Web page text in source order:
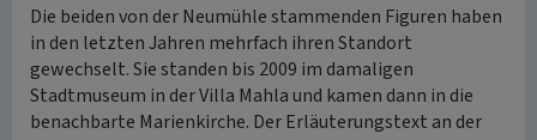
Die beiden von der Neumühle stammenden Figuren haben
in den letzten Jahren mehrfach ihren Standort
gewechselt. Sie standen bis 2009 im damaligen
Stadtmuseum in der Villa Mahla und kamen dann in die
benachbarte Marienkirche. Der Erläuterungstext an der